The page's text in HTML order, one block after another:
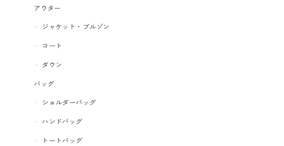
アウター
ジャケット・ブルゾン
コート
ダウン
バッグ
ショルダーバッグ
ハンドバッグ
トートバッグ